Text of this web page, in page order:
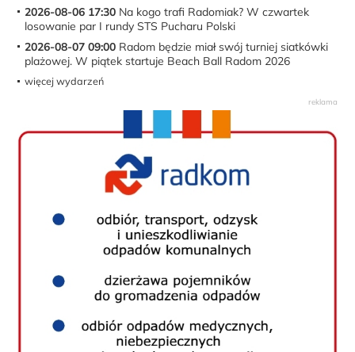
2026-08-06 17:30 Na kogo trafi Radomiak? W czwartek
losowanie par I rundy STS Pucharu Polski
2026-08-07 09:00 Radom będzie miał swój turniej siatkówki
plażowej. W piątek startuje Beach Ball Radom 2026
więcej wydarzeń